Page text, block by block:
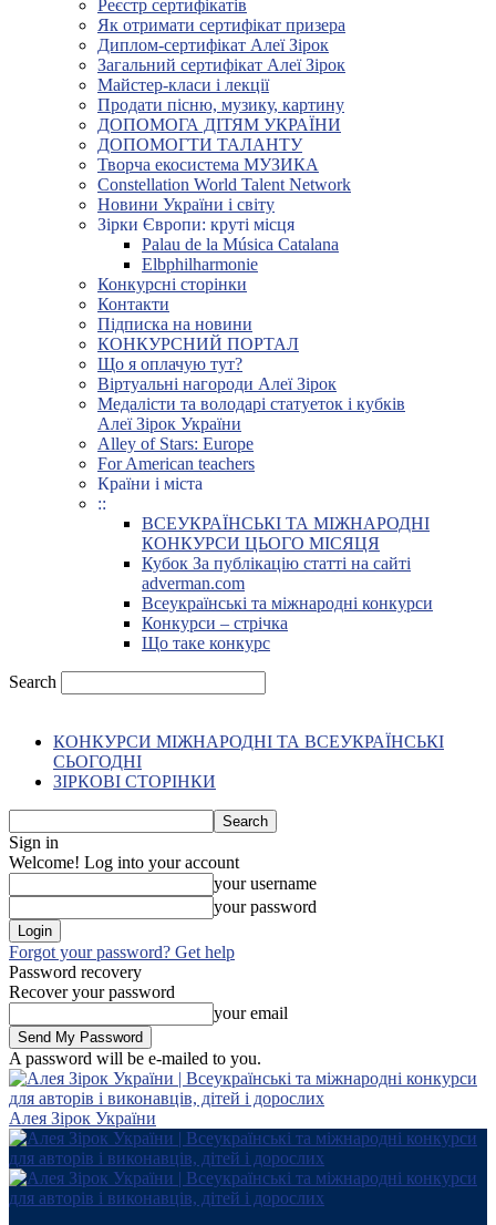
Реєстр сертифікатів
Як отримати сертифікат призера
Диплом-сертифікат Алеї Зірок
Загальний сертифікат Алеї Зірок
Майстер-класи і лекції
Продати пісню, музику, картину
ДОПОМОГА ДІТЯМ УКРАЇНИ
ДОПОМОГТИ ТАЛАНТУ
Творча екосистема МУЗИКА
Constellation World Talent Network
Новини України і світу
Зірки Європи: круті місця
Palau de la Música Catalana
Elbphilharmonie
Конкурсні сторінки
Контакти
Підписка на новини
КОНКУРСНИЙ ПОРТАЛ
Що я оплачую тут?
Віртуальні нагороди Алеї Зірок
Медалісти та володарі статуеток і кубків
Алеї Зірок України
Alley of Stars: Europe
For American teachers
Країни і міста
::
ВСЕУКРАЇНСЬКІ ТА МІЖНАРОДНІ
КОНКУРСИ ЦЬОГО МІСЯЦЯ
Кубок За публікацію статті на сайті
adverman.com
Всеукраїнські та міжнародні конкурси
Конкурси – стрічка
Що таке конкурс
Search
КОНКУРСИ МІЖНАРОДНІ ТА ВСЕУКРАЇНСЬКІ
СЬОГОДНІ
ЗІРКОВІ СТОРІНКИ
Sign in
Welcome! Log into your account
your username
your password
Forgot your password? Get help
Password recovery
Recover your password
your email
A password will be e-mailed to you.
Алея Зірок України